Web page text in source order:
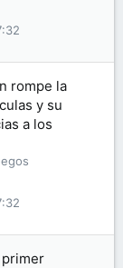
rompe la
y su
a los
primer